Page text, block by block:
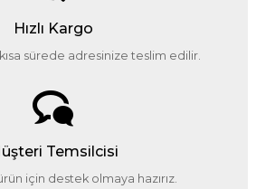
Hızlı Kargo
sürede adresinize teslim edilir.
Temsilcisi
için destek olmaya hazırız.